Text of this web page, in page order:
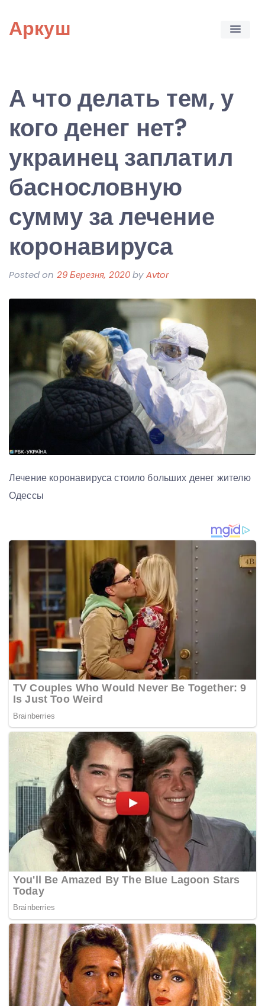
content
Аркуш
А что делать тем, у
кого денег нет?
украинец заплатил
баснословную
сумму за лечение
коронавируса
Posted on 29 Березня, 2020byAvtor
Лечение коронавируса стоило больших денег жителю
Одессы